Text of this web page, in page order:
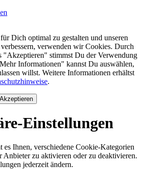
Dich optimal zu gestalten und unseren
verwenden wir Cookies. Durch
"Akzeptieren" stimmst Du der Verwendung
Informationen" kannst Du auswählen,
willst. Weitere Informationen erhältst
.
Akzeptieren
Einstellungen
es Ihnen, verschiedene Cookie-Kategorien
Anbieter zu aktivieren oder zu deaktivieren.
jederzeit ändern.